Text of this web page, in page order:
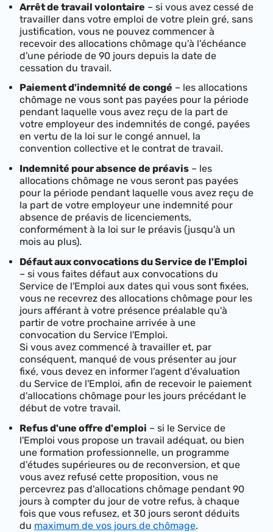
Arrêt de travail volontaire – si vous avez cessé de
travailler dans votre emploi de votre plein gré, sans
justification, vous ne pouvez commencer à
recevoir des allocations chômage qu'à l'échéance
d'une période de 90 jours depuis la date de
cessation du travail.
Paiement d'indemnité de congé – les allocations
chômage ne vous sont pas payées pour la période
pendant laquelle vous avez reçu de la part de
votre employeur des indemnités de congé, payées
en vertu de la loi sur le congé annuel, la
convention collective et le contrat de travail.
Indemnité pour absence de préavis – les
allocations chômage ne vous seront pas payées
pour la période pendant laquelle vous avez reçu de
la part de votre employeur une indemnité pour
absence de préavis de licenciements,
conformément à la loi sur le préavis (jusqu'à un
mois au plus).
Défaut aux convocations du Service de l'Emploi
– si vous faites défaut aux convocations du
Service de l'Emploi aux dates qui vous sont fixées,
vous ne recevrez des allocations chômage pour les
jours afférant à votre présence préalable qu'à
partir de votre prochaine arrivée à une
convocation du Service l'Emploi.
Si vous avez commencé à travailler et, par
conséquent, manqué de vous présenter au jour
fixé, vous devez en informer l'agent d'évaluation
du Service de l'Emploi, afin de recevoir le paiement
d'allocations chômage pour les jours précédant le
début de votre travail.
Refus d'une offre d'emploi – si le Service de
l'Emploi vous propose un travail adéquat, ou bien
une formation professionnelle, un programme
d'études supérieures ou de reconversion, et que
vous avez refusé cette proposition, vous ne
percevrez pas d'allocations chômage pendant 90
jours à compter du jour de votre refus, à chaque
fois que vous refusez, et 30 jours seront déduits
du maximum de vos jours de chômage.